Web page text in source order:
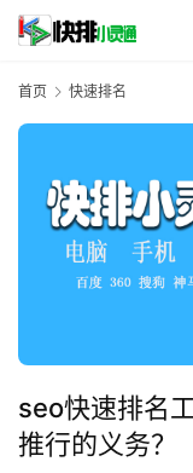
首页 快速排名
seo快速排名
推行的义务？